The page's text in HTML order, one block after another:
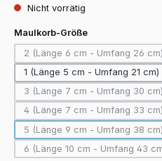
Nicht vorrätig
Maulkorb-Größeauswählen
2 (Länge 6 cm - Umfang 26 cm)
(Diese Option ist
1 (Länge 5 cm - Umfang 21 cm)
3 (Länge 7 cm - Umfang 30 cm)
(Diese Option ist
4 (Länge 7 cm - Umfang 33 cm)
(Diese Option ist
5 (Länge 9 cm - Umfang 38 cm)
(Diese Option ist
6 (Länge 10 cm - Umfang 43
(Diese Option ist